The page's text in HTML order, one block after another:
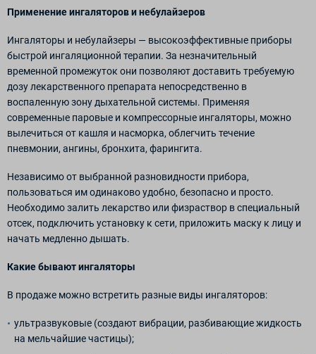
Применение ингаляторов и небулайзеров
Ингаляторы и небулайзеры — высокоэффективные приборы
быстрой ингаляционной терапии. За незначительный
временной промежуток они позволяют доставить требуемую
дозу лекарственного препарата непосредственно в
воспаленную зону дыхательной системы. Применяя
современные паровые и компрессорные ингаляторы, можно
вылечиться от кашля и насморка, облегчить течение
пневмонии, ангины, бронхита, фарингита.
Независимо от выбранной разновидности прибора,
пользоваться им одинаково удобно, безопасно и просто.
Необходимо залить лекарство или физраствор в специальный
отсек, подключить установку к сети, приложить маску к лицу и
начать медленно дышать.
Какие бывают ингаляторы
В продаже можно встретить разные виды ингаляторов:
ультразвуковые (создают вибрации, разбивающие жидкость
на мельчайшие частицы);